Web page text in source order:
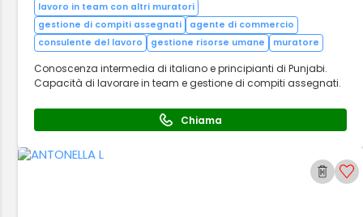
lavoro in team con altri muratori
gestione di compiti assegnati
agente di commercio
consulente del lavoro
gestione risorse umane muratore
Conoscenza intermedia di italiano e principianti di Punjabi.
Capacità di lavorare in team e gestione di compiti assegnati.
Chiama